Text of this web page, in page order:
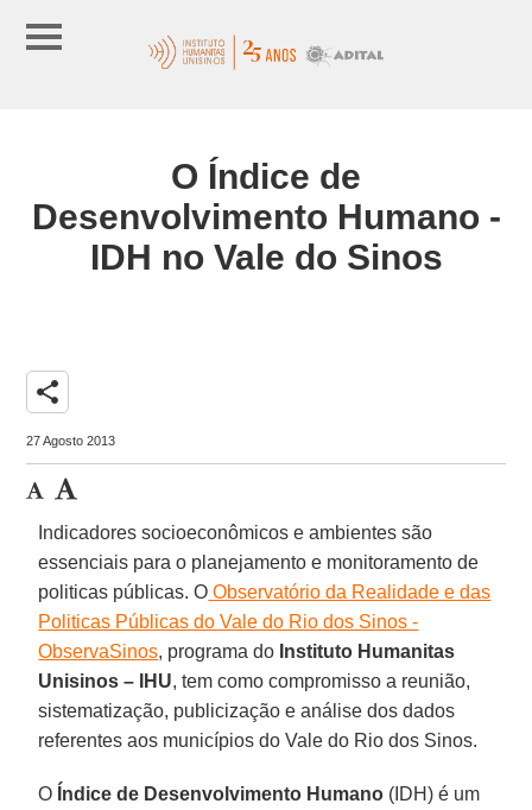
O Índice de
Desenvolvimento Humano -
IDH no Vale do Sinos
share
27 Agosto 2013
Indicadores socioeconômicos e ambientes são
essenciais para o planejamento e monitoramento de
politicas públicas. O Observatório da Realidade e das
Politicas Públicas do Vale do Rio dos Sinos -
ObservaSinos, programa do Instituto Humanitas
Unisinos – IHU, tem como compromisso a reunião,
sistematização, publicização e análise dos dados
referentes aos municípios do Vale do Rio dos Sinos.
O Índice de Desenvolvimento Humano (IDH) é um